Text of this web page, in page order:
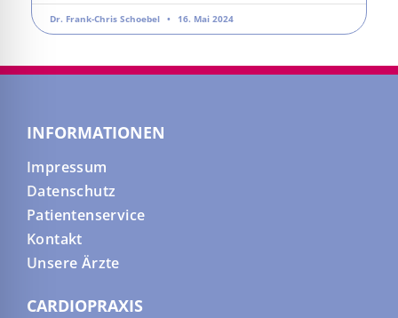
Dr. Frank-Chris Schoebel 16. Mai 2024
INFORMATIONEN
Impressum
Datenschutz
Patientenservice
Kontakt
Unsere Ärzte
CARDIOPRAXIS